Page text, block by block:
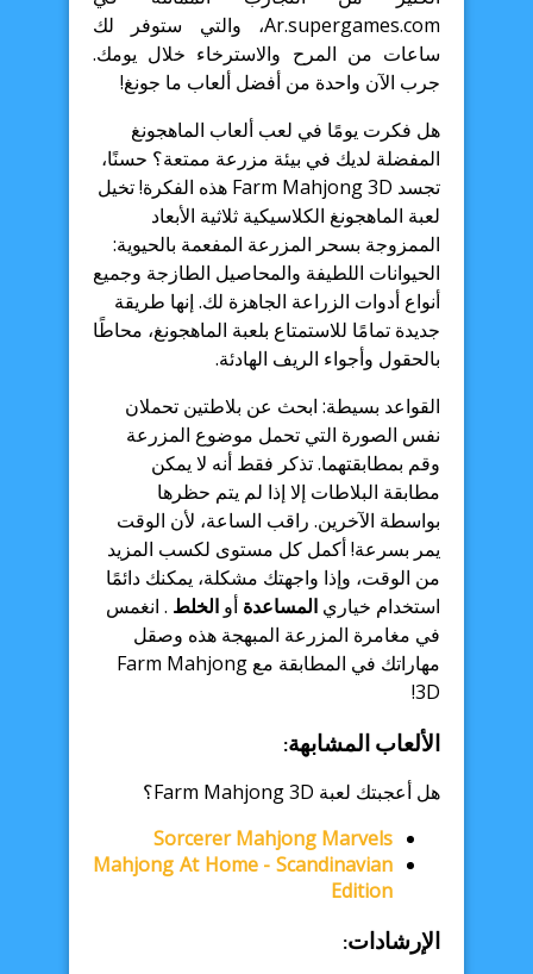
Ar.supergames.com، والتي ستوفر لك
ساعات من المرح والاسترخاء خلال يومك.
جرب الآن واحدة من أفضل ألعاب ما جونغ!
هل فكرت يومًا في لعب ألعاب الماهجونغ
المفضلة لديك في بيئة مزرعة ممتعة؟ حسنًا،
تجسد Farm Mahjong 3D هذه الفكرة! تخيل
لعبة الماهجونغ الكلاسيكية ثلاثية الأبعاد
الممزوجة بسحر المزرعة المفعمة بالحيوية:
الحيوانات اللطيفة والمحاصيل الطازجة وجميع
أنواع أدوات الزراعة الجاهزة لك. إنها طريقة
جديدة تمامًا للاستمتاع بلعبة الماهجونغ، محاطًا
بالحقول وأجواء الريف الهادئة.
القواعد بسيطة: ابحث عن بلاطتين تحملان
نفس الصورة التي تحمل موضوع المزرعة
وقم بمطابقتهما. تذكر فقط أنه لا يمكن
مطابقة البلاطات إلا إذا لم يتم حظرها
بواسطة الآخرين. راقب الساعة، لأن الوقت
يمر بسرعة! أكمل كل مستوى لكسب المزيد
من الوقت، وإذا واجهتك مشكلة، يمكنك دائمًا
استخدام خياري المساعدة أو الخلط . انغمس
في مغامرة المزرعة المبهجة هذه وصقل
مهاراتك في المطابقة مع Farm Mahjong
3D!
الألعاب المشابهة:
هل أعجبتك لعبة Farm Mahjong 3D؟
Sorcerer Mahjong Marvels
Mahjong At Home - Scandinavian
Edition
الإرشادات: